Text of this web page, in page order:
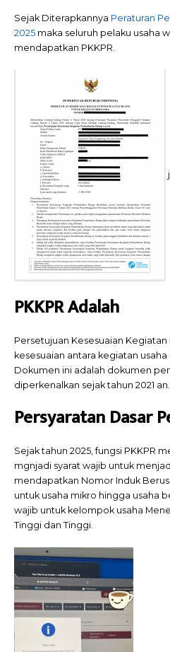
Sejak Diterapkannya Peraturan
2025 maka seluruh pelaku usaha
mendapatkan PKKPR.
PKKPR Adalah
Persetujuan Kesesuaian
kesesuaian antara kegiatan
Dokumen ini adalah dokumen
diperkenalkan sejak tahun 2021 an.
Persyaratan Dasar
Sejak tahun 2025, fungsi PKKPR
mgnjadi syarat wajib untuk
mendapatkan Nomor Induk
untuk usaha mikro hingga usaha
wajib untuk kelompok usaha
Tinggi dan Tinggi.